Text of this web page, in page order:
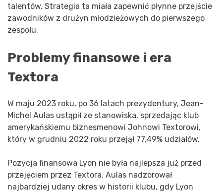
talentów. Strategia ta miała zapewnić płynne przejście
zawodników z drużyn młodzieżowych do pierwszego
zespołu.
Problemy finansowe i era
Textora
W maju 2023 roku, po 36 latach prezydentury, Jean-
Michel Aulas ustąpił ze stanowiska, sprzedając klub
amerykańskiemu biznesmenowi Johnowi Textorowi,
który w grudniu 2022 roku przejął 77,49% udziałów.
Pozycja finansowa Lyon nie była najlepsza już przed
przejęciem przez Textora. Aulas nadzorował
najbardziej udany okres w historii klubu, gdy Lyon